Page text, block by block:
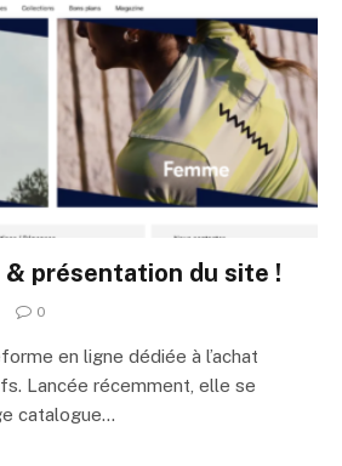
& présentation du site !
0
en ligne dédiée à l’achat
Lancée récemment, elle se
catalogue…